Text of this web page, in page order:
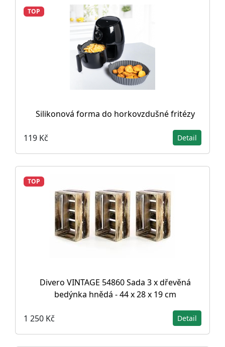
TOP
Silikonová forma do horkovzdušné fritézy
119 Kč Detail
TOP
Divero VINTAGE 54860 Sada 3 x dřevěná
bedýnka hnědá - 44 x 28 x 19 cm
1 250 Kč Detail